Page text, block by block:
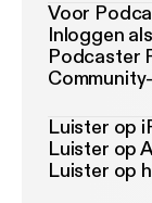
Voor
Inloggen
Podcaster
Luister op
Luister op
Luister op